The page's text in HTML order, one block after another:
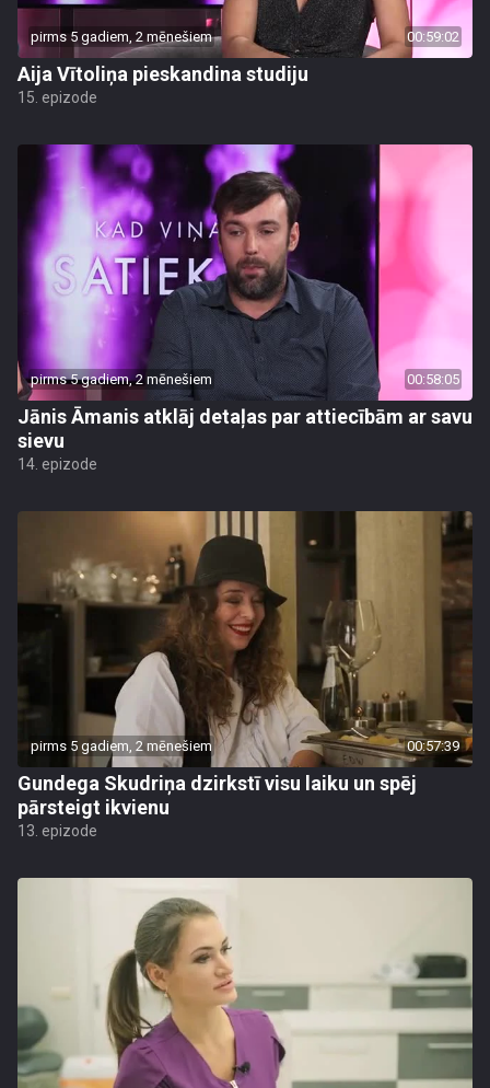
pirms 5 gadiem, 2 mēnešiem 00:59:02
Aija Vītoliņa pieskandina studiju
15. epizode
pirms 5 gadiem, 2 mēnešiem 00:58:05
Jānis Āmanis atklāj detaļas par attiecībām ar savu
sievu
14. epizode
pirms 5 gadiem, 2 mēnešiem 00:57:39
Gundega Skudriņa dzirkstī visu laiku un spēj
pārsteigt ikvienu
13. epizode